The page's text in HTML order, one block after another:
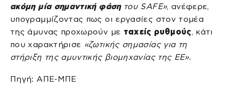
ακόμη μία σημαντική φάσητου SAFE», ανέφερε,
υπογραμμίζοντας πως οι εργασίες στον τομέα
της άμυνας προχωρούν με ταχείς ρυθμούς, κάτι
που χαρακτήρισε «ζωτικής σημασίας για τη
στήριξη της αμυντικής βιομηχανίας της ΕΕ».
Πηγή: ΑΠΕ-ΜΠΕ